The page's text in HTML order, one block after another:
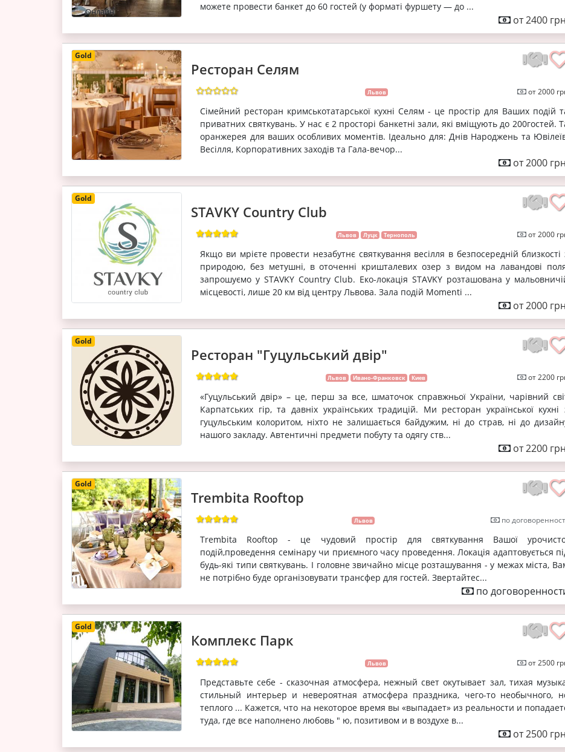
Онлайн
можете провести банкет до 60 гостей (у форматі фуршету — до ...
от 2400
Gold
Ресторан Селям
Львов от 2000
Сімейний ресторан кримськотатарської кухні Селям - це простір для Ваших подій
приватних святкувань. У нас є 2 просторі банкетні зали, які вміщують до 200гостей.
оранжерея для ваших особливих моментів. Ідеально для: Днів Народжень та
Весілля, Корпоративних заходів та Гала-вечор...
от 2000
Gold
STAVKY Country Club
Львов Луцк Тернополь от 2000
Якщо ви мрієте провести незабутнє святкування весілля в безпосередній близкості
природою, без метушні, в оточенні кришталевих озер з видом на лавандові
запрошуємо у STAVKY Country Club. Еко-локація STAVKY розташована у
місцевості, лише 20 км від центру Львова. Зала подій Momenti ...
от 2000
Gold
Ресторан "Гуцульський двір"
Львов Ивано-Франковск Киев от 2200
«Гуцульський двір» – це, перш за все, шматочок справжньої України, чарівний
Карпатських гір, та давніх українських традицій. Ми ресторан української кухні
гуцульським колоритом, ніхто не залишається байдужим, ні до страв, ні до
нашого закладу. Автентичні предмети побуту та одягу ств...
от 2200
Gold
Trembita Rooftop
Львов по
Trembita Rooftop - це чудовий простір для святкування Вашої
подій,проведення семінару чи приємного часу проведення. Локація адаптовується
будь-які типи святкувань. І головне звичайно місце розташування - у межах міста,
не потрібно буде організовувати трансфер для гостей. Звертайтес...
по
Gold
Комплекс Парк
Львов от 2500
Представьте себе - сказочная атмосфера, нежный свет окутывает зал, тихая
стильный интерьер и невероятная атмосфера праздника, чего-то необычного,
теплого ... Кажется, что на некоторое время вы «выпадает» из реальности и
туда, где все наполнено любовь " ю, позитивом и в воздухе в...
от 2500